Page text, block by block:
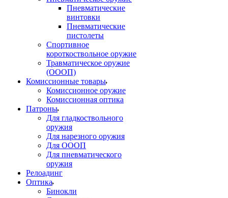
Пневматические
винтовки
Пневматические
пистолеты
Спортивное
короткоствольное оружие
Травматическое оружие
(ОООП)
Комиссионные товары
Комиссионное оружие
Комиссионная оптика
Патроны
Для гладкоствольного
оружия
Для нарезного оружия
Для ОООП
Для пневматического
оружия
Релоадинг
Оптика
Бинокли